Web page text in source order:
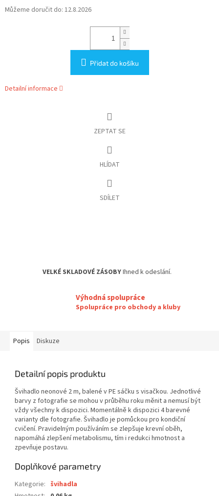
Můžeme doručit do: 12.8.2026
Přidat do košíku
Detailní informace
ZEPTAT SE
HLÍDAT
SDÍLET
VELKÉ SKLADOVÉ ZÁSOBYIhned k odeslání.
Výhodná spolupráce
Spolupráce pro obchody a kluby
Popis Diskuze
Detailní popis produktu
Švihadlo neonové 2 m, balené v PE sáčku s visačkou. Jednotlivé
barvy z fotografie se mohou v průběhu roku měnit a nemusí být
vždy všechny k dispozici. Momentálně k dispozici 4 barevné
varianty dle fotografie. Švihadlo je pomůckou pro kondiční
cvičení. Pravidelným používáním se zlepšuje krevní oběh,
napomáhá zlepšení metabolismu, tím i redukci hmotnost a
zpevňuje postavu.
Doplňkové parametry
Kategorie: švihadla